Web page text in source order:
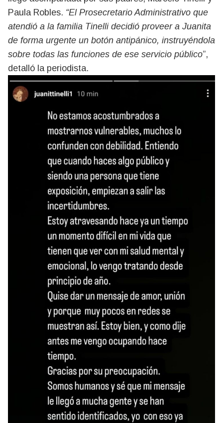
Paula Robles. “El Prosecretario Administrativo que
atendió a la familia Tinelli decidió proveer a Juanita
de forma urgente un botón antipánico, instruyéndola
sobre todas las funciones de ese servicio público”,
detalló la periodista.